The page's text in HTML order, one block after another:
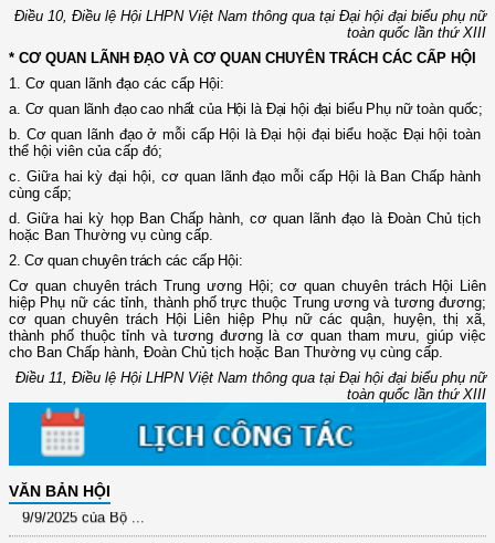
Điều 10, Điều lệ Hội LHPN Việt Nam thông qua tại Đại hội đại biểu phụ nữ
toàn quốc lần thứ XIII
* CƠ QUAN LÃNH ĐẠO VÀ CƠ QUAN CHUYÊN TRÁCH CÁC CẤP HỘI
1. Cơ quan lãnh đạo các cấp Hội:
a. Cơ quan lãnh đạo cao nhất của Hội là Đại hội đại biểu Phụ nữ toàn quốc;
b. Cơ quan lãnh đạo ở mỗi cấp Hội là Đại hội đại biểu hoặc Đại hội toàn
thể hội viên của cấp đó;
c. Giữa hai kỳ đại hội, cơ quan lãnh đạo mỗi cấp Hội là Ban Chấp hành
cùng cấp;
d. Giữa hai kỳ họp Ban Chấp hành, cơ quan lãnh đạo là Đoàn Chủ tịch
hoặc Ban Thường vụ cùng cấp.
2. Cơ quan chuyên trách các cấp Hội:
Cơ quan chuyên trách Trung ương Hội; cơ quan chuyên trách Hội Liên
hiệp Phụ nữ các tỉnh, thành phố trực thuộc Trung ương và tương đương;
cơ quan chuyên trách Hội Liên hiệp Phụ nữ các quận, huyện, thị xã,
thành phố thuộc tỉnh và tương đương là cơ quan tham mưu, giúp việc
cho Ban Chấp hành, Đoàn Chủ tịch hoặc Ban Thường vụ cùng cấp.
Điều 11, Điều lệ Hội LHPN Việt Nam thông qua tại Đại hội đại biểu phụ nữ
toàn quốc lần thứ XIII
VĂN BẢN HỘI
(12/TB-HĐKH) V/v đăng ký, đề xuất nhiệm vụ Khoa học, công nghệ và
đổi mới ...
(898/KH/ĐCT) Kế hoạch thực hiện Quyết định số 2415/QĐ-TTg ngày
31/10/2025 ...
(417/QĐ-BNNMT) Quyết định phê duyệt Chương trình mục tiêu quốc gia
xây dựng ...
(891/KH-ĐCT) Kế hoạch thực hiện Nghị quyết số 72-NQ/TW ngày
9/9/2025 của Bộ ...